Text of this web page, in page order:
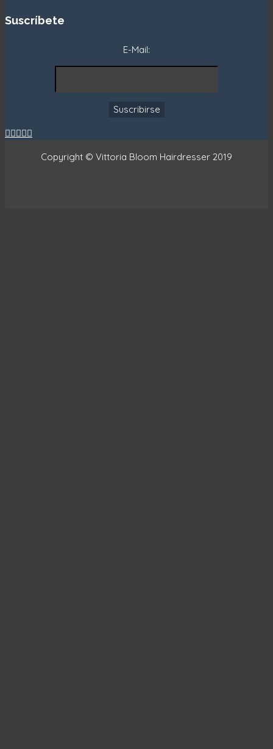
Suscríbete
E-Mail:

Copyright © Vittoria Bloom Hairdresser 2019